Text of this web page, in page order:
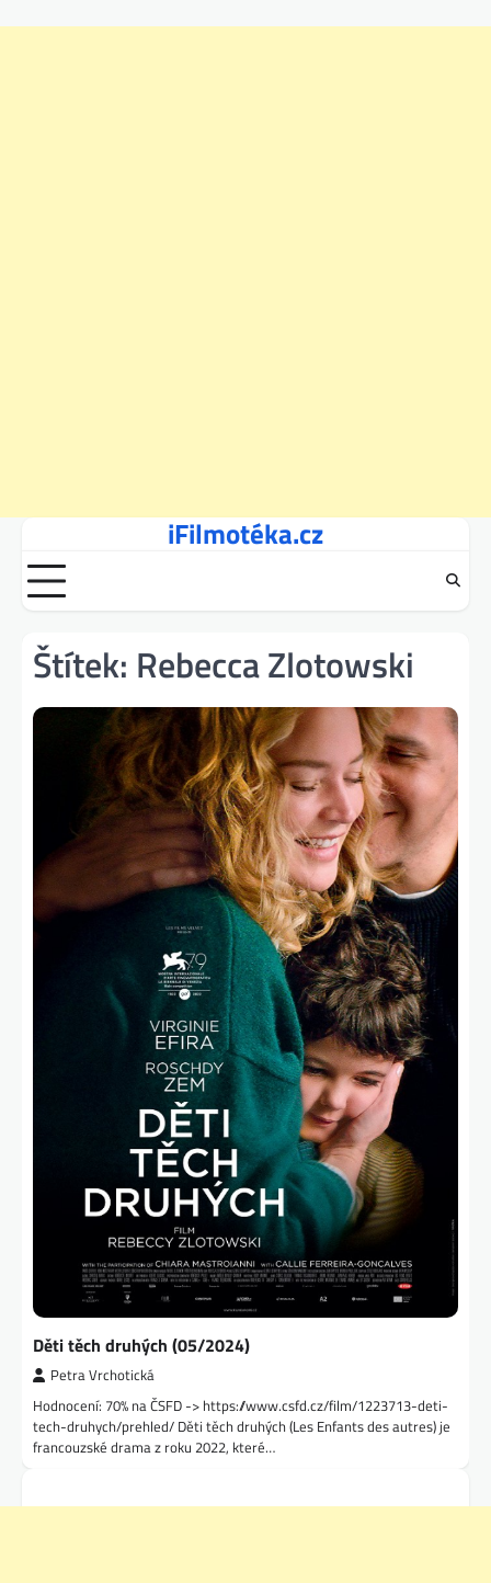
content
iFilmotéka.cz
Štítek: Rebecca Zlotowski
Děti těch druhých (05/2024)
Petra Vrchotická
Hodnocení: 70% na ČSFD -> https://www.csfd.cz/film/1223713-deti-
tech-druhych/prehled/ Děti těch druhých (Les Enfants des autres) je
francouzské drama z roku 2022, které…